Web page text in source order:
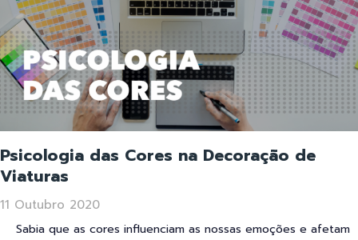
Psicologia das Cores na Decoração de
Viaturas
11 Outubro 2020
Sabia que as cores influenciam as nossas emoções e afetam